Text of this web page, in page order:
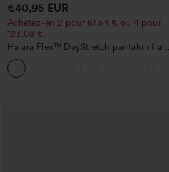
€40,95 EUR
Achetez-en 2 pour 61,54 € ou 4 pour
123,08 €.
Halara Flex™ DayStretch pantalon flare
de travail, taille mi-haute, poche latérale
zippée